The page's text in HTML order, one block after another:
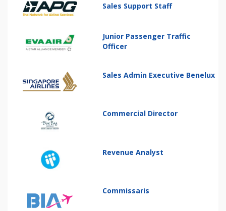
Sales Support Staff
Junior Passenger Traffic
Officer
Sales Admin Executive Benelux
Commercial Director
Revenue Analyst
Commissaris